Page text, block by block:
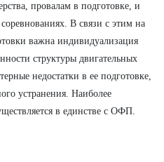
провалам в подготовке, и
В связи с этим на
важна индивидуализация
структуры двигательных
недостатки в ее подготовке,
устранения. Наиболее
в единстве с ОФП.